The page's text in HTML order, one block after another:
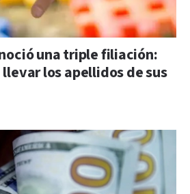
una triple filiación:
los apellidos de sus